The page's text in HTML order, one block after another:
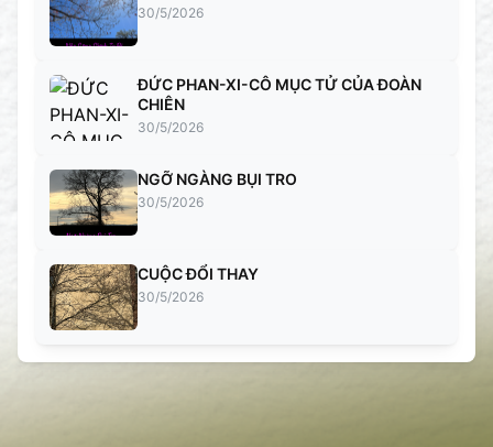
30/5/2026
ĐỨC PHAN-XI-CÔ MỤC TỬ CỦA ĐOÀN
CHIÊN
30/5/2026
NGỠ NGÀNG BỤI TRO
30/5/2026
CUỘC ĐỔI THAY
30/5/2026